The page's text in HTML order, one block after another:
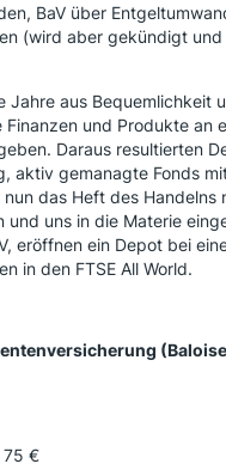
BaV über
(wird aber gekündigt und
Jahre aus Bequemlichkeit
Finanzen und Produkte an
Daraus resultierten
aktiv gemanagte Fonds
das Heft des Handelns
und uns in die Materie
eröffnen ein Depot bei
in den FTSE All World.
75 €